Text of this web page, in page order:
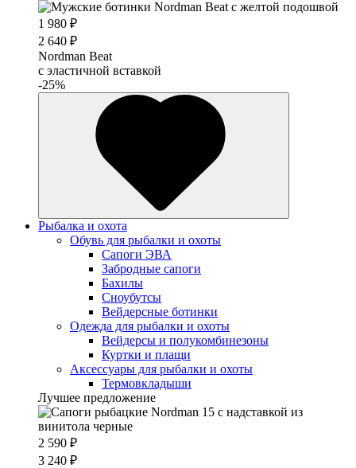
1 980 ₽
2 640 ₽
Nordman Beat
с эластичной вставкой
-25%
Рыбалка и охота
Обувь для рыбалки и охоты
Сапоги ЭВА
Забродные сапоги
Бахилы
Сноубутсы
Вейдерсные ботинки
Одежда для рыбалки и охоты
Вейдерсы и полукомбинезоны
Куртки и плащи
Аксессуары для рыбалки и охоты
Термовкладыши
Лучшее предложение
2 590 ₽
3 240 ₽